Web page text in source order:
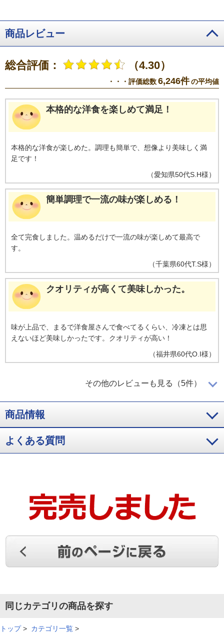
商品レビュー
総合評価： （4.30）
・・・評価総数6,246件の平均値
本格的な洋食を楽しめて満足！
本格的な洋食が楽しめた。調理も簡単で、想像より美味しく満
足です！
（愛知県50代S.H様）
簡単調理で一流の味が楽しめる！
全て完食しました。温めるだけで一流の味が楽しめて最高で
す。
（千葉県60代T.S様）
クオリティが高くて美味しかった。
味が上品で、まるで洋食屋さんで食べてるくらい、冷凍とは思
えないほど美味しかったです。クオリティが高い！
（福井県60代O.I様）
美味しかったのでリピートします！
とても美味しいです。食べ終わったらもう一度購入しようと思
っています。
I.M様）
老舗洋食屋さんのメニュ－なら絶対おいしいし、年末年始のお
もてなしにぴったりだと思い、購入しました。とても美味しく
（ 岡山県
予想以上の美味しさに感動した
前から食べてみたいと思っており購入しました。予想以上に美
その他のレビューも見る（5件）
商品情報
よくある質問
同じカテゴリの商品を探す
トップ> カテゴリ一覧 >